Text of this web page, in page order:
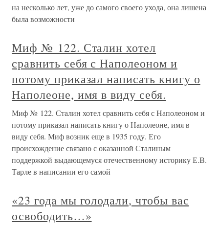
на несколько лет, уже до самого своего ухода, она лишена
была возможности
Миф № 122. Сталин хотел
сравнить себя с Наполеоном и
потому приказал написать книгу о
Наполеоне, имя в виду себя.
Миф № 122. Сталин хотел сравнить себя с Наполеоном и
потому приказал написать книгу о Наполеоне, имя в
виду себя. Миф возник еще в 1935 году. Его
происхождение связано с оказанной Сталиным
поддержкой выдающемуся отечественному историку Е.В.
Тарле в написании его самой
«23 года мы голодали, чтобы вас
освободить…»